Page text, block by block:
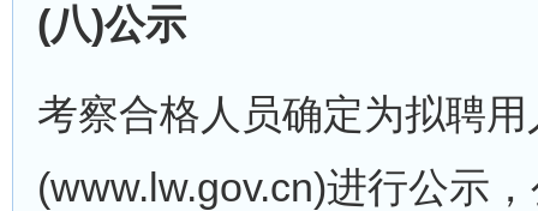
(八)公示
考察合格人员确定为拟聘
(www.lw.gov.cn)进行公示